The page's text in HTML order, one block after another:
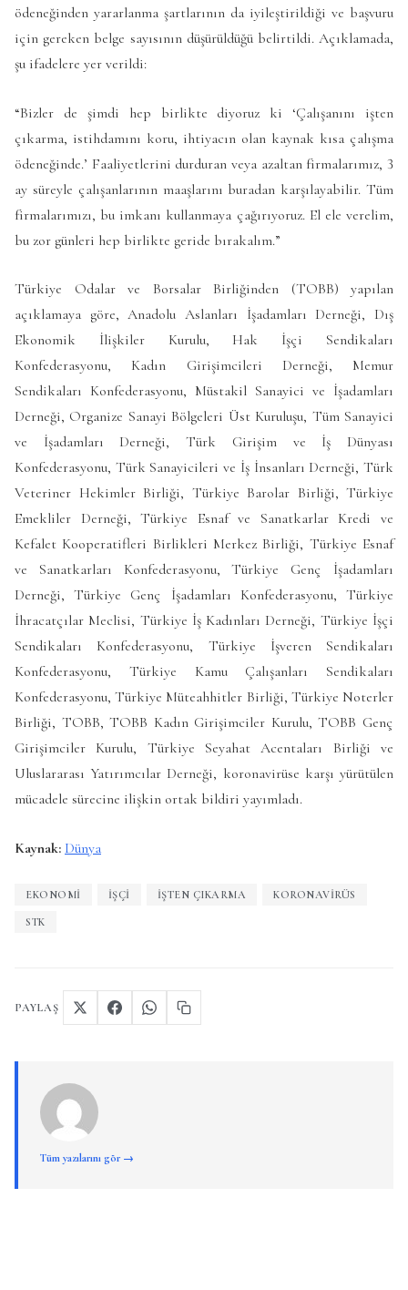
ödeneğinden yararlanma şartlarının da iyileştirildiği ve başvuru
için gereken belge sayısının düşürüldüğü belirtildi. Açıklamada,
şu ifadelere yer verildi:
“Bizler de şimdi hep birlikte diyoruz ki ‘Çalışanını işten
çıkarma, istihdamını koru, ihtiyacın olan kaynak kısa çalışma
ödeneğinde.’ Faaliyetlerini durduran veya azaltan firmalarımız, 3
ay süreyle çalışanlarının maaşlarını buradan karşılayabilir. Tüm
firmalarımızı, bu imkanı kullanmaya çağırıyoruz. El ele verelim,
bu zor günleri hep birlikte geride bırakalım.”
Türkiye Odalar ve Borsalar Birliğinden (TOBB) yapılan
açıklamaya göre, Anadolu Aslanları İşadamları Derneği, Dış
Ekonomik İlişkiler Kurulu, Hak İşçi Sendikaları
Konfederasyonu, Kadın Girişimcileri Derneği, Memur
Sendikaları Konfederasyonu, Müstakil Sanayici ve İşadamları
Derneği, Organize Sanayi Bölgeleri Üst Kuruluşu, Tüm Sanayici
ve İşadamları Derneği, Türk Girişim ve İş Dünyası
Konfederasyonu, Türk Sanayicileri ve İş İnsanları Derneği, Türk
Veteriner Hekimler Birliği, Türkiye Barolar Birliği, Türkiye
Emekliler Derneği, Türkiye Esnaf ve Sanatkarlar Kredi ve
Kefalet Kooperatifleri Birlikleri Merkez Birliği, Türkiye Esnaf
ve Sanatkarları Konfederasyonu, Türkiye Genç İşadamları
Derneği, Türkiye Genç İşadamları Konfederasyonu, Türkiye
İhracatçılar Meclisi, Türkiye İş Kadınları Derneği, Türkiye İşçi
Sendikaları Konfederasyonu, Türkiye İşveren Sendikaları
Konfederasyonu, Türkiye Kamu Çalışanları Sendikaları
Konfederasyonu, Türkiye Müteahhitler Birliği, Türkiye Noterler
Birliği, TOBB, TOBB Kadın Girişimciler Kurulu, TOBB Genç
Girişimciler Kurulu, Türkiye Seyahat Acentaları Birliği ve
Uluslararası Yatırımcılar Derneği, koronavirüse karşı yürütülen
mücadele sürecine ilişkin ortak bildiri yayımladı.
Kaynak: Dünya
EKONOMI IŞÇI IŞTEN ÇIKARMA KORONAVIRÜS
STK
PAYLAŞ
Tüm yazılarını gör →